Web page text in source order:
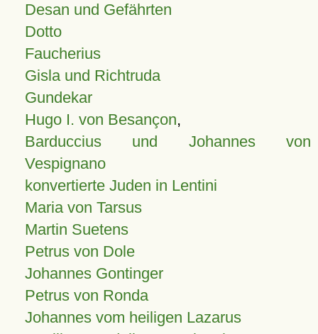
Desan und Gefährten
Dotto
Faucherius
Gisla und Richtruda
Gundekar
Hugo I. von Besançon,
Barduccius und Johannes von
Vespignano
konvertierte Juden in Lentini
Maria von Tarsus
Martin Suetens
Petrus von Dole
Johannes Gontinger
Petrus von Ronda
Johannes vom heiligen Lazarus